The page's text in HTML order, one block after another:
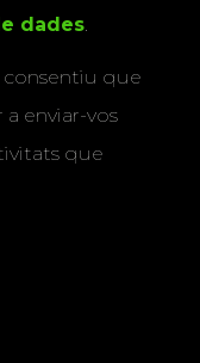
dades
consentiu que
enviar-vos
que